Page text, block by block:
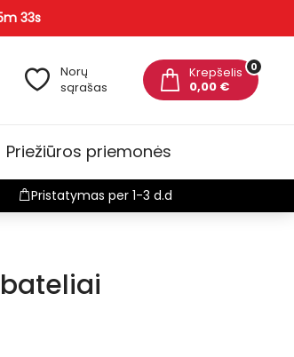
32s
Norų
sąrašas
0
Krepšelis
0,00 €
Priežiūros priemonės
Pristatymas per 1-3 d.d